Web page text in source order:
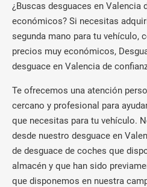
¿Buscas desguaces en Valencia
económicos? Si necesitas
segunda mano para tu vehículo,
precios muy económicos,
desguace en Valencia de
Te ofrecemos una atención
cercano y profesional para
que necesitas para tu vehículo.
desde nuestro desguace en
de desguace de coches que
almacén y que han sido
que disponemos en nuestra